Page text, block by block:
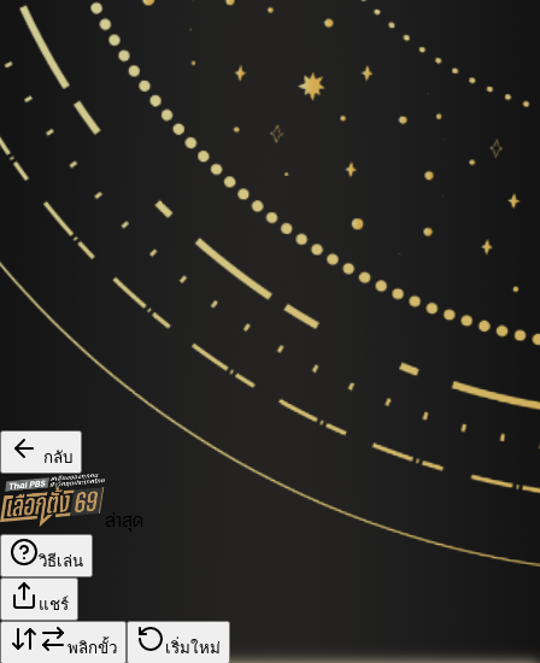
กลับ
ล่าสุด
วิธีเล่น
แชร์
พลิกขั้ว เริ่มใหม่